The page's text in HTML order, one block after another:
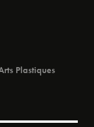
Plastiques